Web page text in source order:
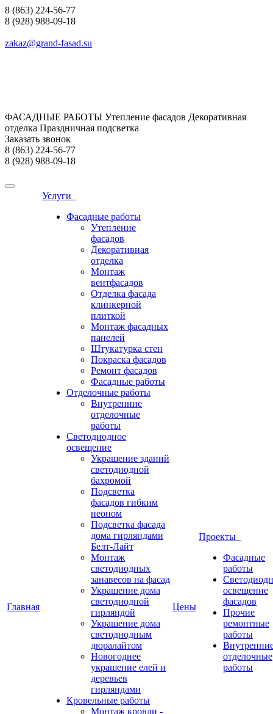
8 (863) 224-56-77
8 (928) 988-09-18
zakaz@grand-fasad.su
ФАСАДНЫЕ РАБОТЫ Утепление фасадов Декоративная
отделка Праздничная подсветка
Заказать звонок
8 (863) 224-56-77
8 (928) 988-09-18
Главная
Услуги
Фасадные работы
Утепление
фасадов
Декоративная
отделка
Монтаж
вентфасадов
Отделка фасада
клинкерной
плиткой
Монтаж фасадных
панелей
Штукатурка стен
Покраска фасадов
Ремонт фасадов
Фасадные работы
Отделочные работы
Внутренние
отделочные
работы
Светодиодное
освещение
Украшение зданий
светодиодной
бахромой
Подсветка
фасадов гибким
неоном
Подсветка фасада
дома гирляндами
Белт-Лайт
Монтаж
светодиодных
занавесов на фасад
Украшение дома
светодиодной
гирляндой
Украшение дома
светодиодным
дюралайтом
Новогоднее
украшение елей и
деревьев
гирляндами
Кровельные работы
Монтаж кровли -
Цены
Проекты
Фасадные
работы
освещение
фасадов
Прочие
ремонтные
работы
отделочные
работы